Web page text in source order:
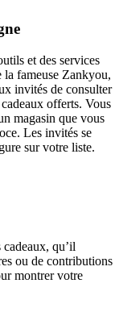
et des services
la fameuse Zankyou,
invités de consulter
offerts. Vous
magasin que vous
Les invités se
sur votre liste.
qu’il
ou de contributions
montrer votre